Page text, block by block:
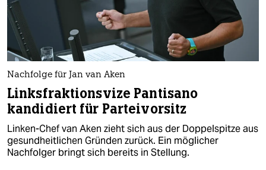
Nachfolge für Jan van Aken
Linksfraktionsvize Pantisano
kandidiert für Parteivorsitz
Linken-Chef van Aken zieht sich aus der Doppelspitze aus
gesundheitlichen Gründen zurück. Ein möglicher
Nachfolger bringt sich bereits in Stellung.